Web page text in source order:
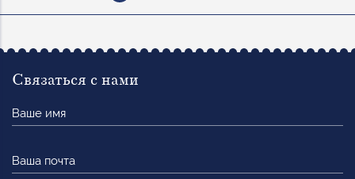
Связаться с нами
имя
почта